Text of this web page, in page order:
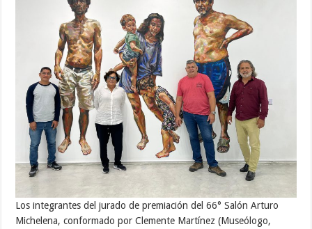
Los integrantes del jurado de premiación del 66° Salón Arturo
Michelena, conformado por Clemente Martínez (Museólogo,